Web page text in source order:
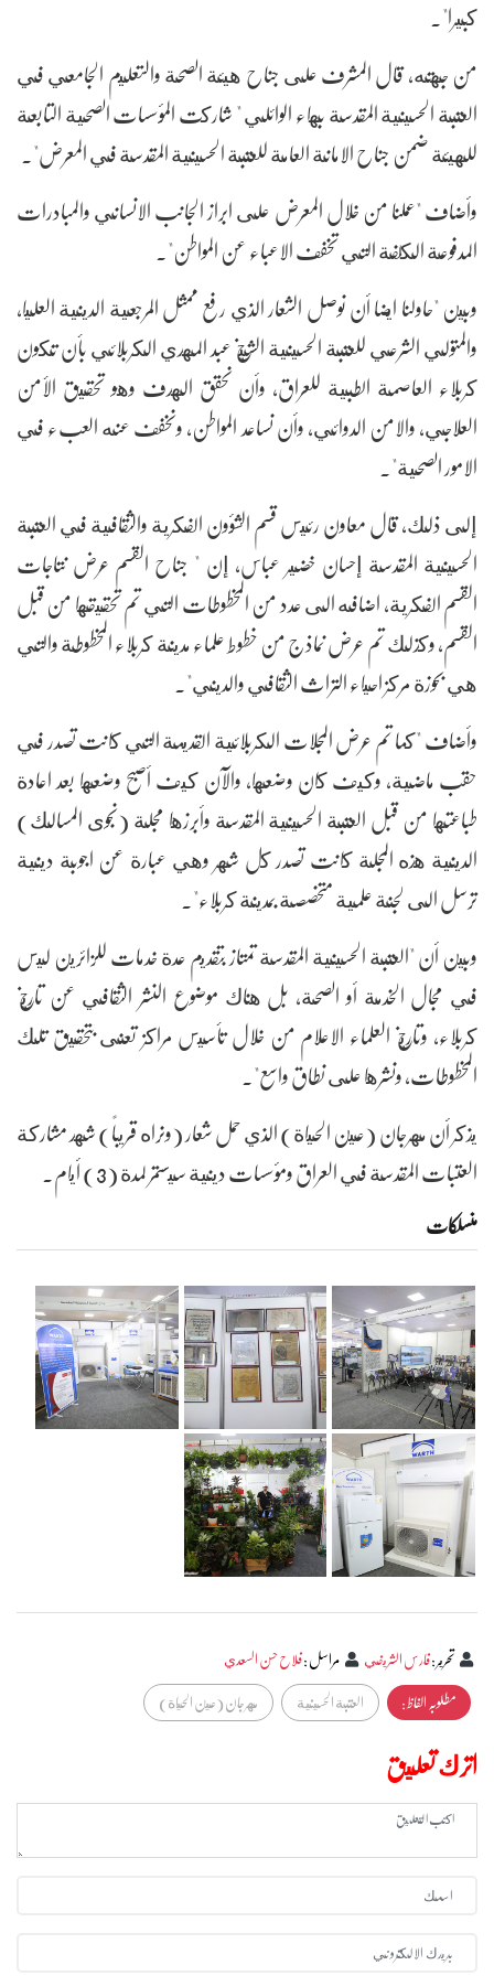
كبيرا".
من جهته، قال المشرف على جناح هيئة الصحة والتعليم الجامعي في
العتبة الحسينية المقدسة بهاء الوائلي " شاركت المؤسسات الصحية التابعة
للهيئة ضمن جناح الامانة العامة للعتبة الحسينية المقدسة في المعرض".
وأضاف "عملنا من خلال المعرض على ابراز الجانب الانساني والمبادرات
المدفوعة الكلفة التي تخفف الاعباء عن المواطن".
وبين "حاولنا ايضا أن نوصل الشعار الذي رفع ممثل المرجعية الدينية العليا،
والمتولي الشرعي للعتبة الحسينية الشيخ عبد المهدي الكربلائي بأن تكون
كربلاء العاصمة الطبية للعراق، وأن نحقق الهدف وهو تحقيق الأمن
العلاجي، والامن الدوائي، وأن نساعد المواطن، ونخفف عنه العبء في
الامور الصحية".
إلى ذلك، قال معاون رئيس قسم الشؤون الفكرية والثقافية في العتبة
الحسينية المقدسة إحسان خضير عباس، إن " جناح القسم عرض نتاجات
القسم الفكرية، اضافه الى عدد من المخطوطات التي تم تحقيقها من قبل
القسم، وكذلك تم عرض نماذج من خطوط علماء مدينة كربلاء المخطوطة والتي
هي بحوزة مركز احياء التراث الثقافي والديني".
وأضاف "كما تم عرض المجلات الكربلائية القديمة التي كانت تصدر في
حقب ماضية، وكيف كان وضعها، والآن كيف أصبح وضعها بعد اعادة
طباعتها من قبل العتبة الحسينية المقدسة وأبرزها مجلة (نجوى المسالك)
الدينية هذه المجلة كانت تصدر كل شهر وهي عبارة عن اجوبة دينية
ترسل الى لجنة علمية متخصصة بمدينة كربلاء".
وبين أن "العتبة الحسينية المقدسة تمتاز بتقديم عدة خدمات للزائرين ليس
في مجال الخدمة أو الصحة، بل هناك موضوع النشر الثقافي عن تاريخ
كربلاء، وتاريخ العلماء الاعلام من خلال تأسيس مراكز تعنى بتحقيق تلك
المخطوطات، ونشرها على نطاق واسع".
يذكر أن مهرجان (عين الحياة) الذي حمل شعار (ونراه قريباً) شهد مشاركة
العتبات المقدسة في العراق ومؤسسات دينية سيستمر لمدة (3) أيام.
منسلکات
تحرير:فارس الشريفي مراسل:فلاح حسن السعدي
مطلوبہ الفاظ :
العتبة الحسينية مهرجان (عين الحياة)
اترك تعليق